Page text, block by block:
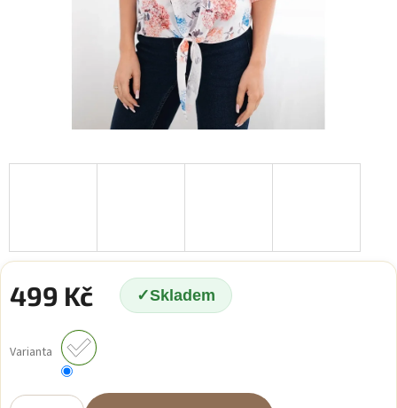
499 Kč Skladem
cena:
Varianta